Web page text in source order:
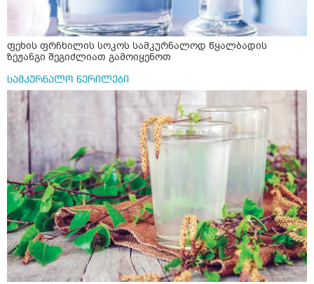
ფეხის ფრჩხილის სოკოს სამკურნალოდ წყალბადის
ზეჟანგი შეგიძლიათ გამოიყენოთ
სამკურნალო წერილები